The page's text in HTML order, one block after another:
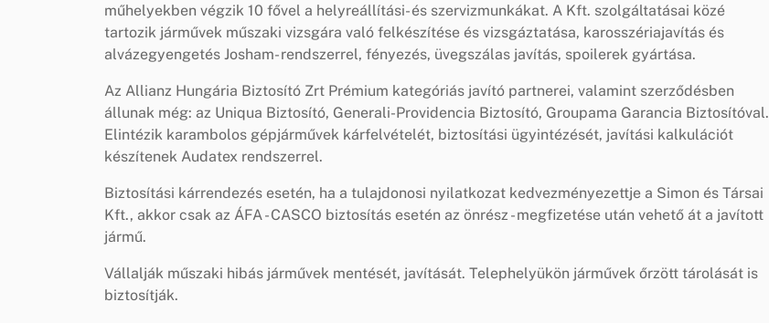
műhelyekben végzik 10 fővel a helyreállítási- és szervizmunkákat. A Kft. szolgáltatásai közé
tartozik járművek műszaki vizsgára való felkészítése és vizsgáztatása, karosszériajavítás és
alvázegyengetés Josham- rendszerrel, fényezés, üvegszálas javítás, spoilerek gyártása.
Az Allianz Hungária Biztosító Zrt Prémium kategóriás javító partnerei, valamint szerződésben
állunak még: az Uniqua Biztosító, Generali-Providencia Biztosító, Groupama Garancia Biztosítóval.
Elintézik karambolos gépjárművek kárfelvételét, biztosítási ügyintézését, javítási kalkulációt
készítenek Audatex rendszerrel.
Biztosítási kárrendezés esetén, ha a tulajdonosi nyilatkozat kedvezményezettje a Simon és Társai
Kft., akkor csak az ÁFA - CASCO biztosítás esetén az önrész - megfizetése után vehető át a javított
jármű.
Vállalják műszaki hibás járművek mentését, javítását. Telephelyükön járművek őrzött tárolását is
biztosítják.